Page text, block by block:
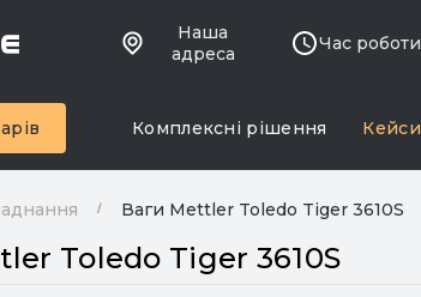
Наша
адреса
Час роботи
Комплексні рішення Кейси
Ваги Mettler Toledo Tiger 3610S
Toledo Tiger 3610S